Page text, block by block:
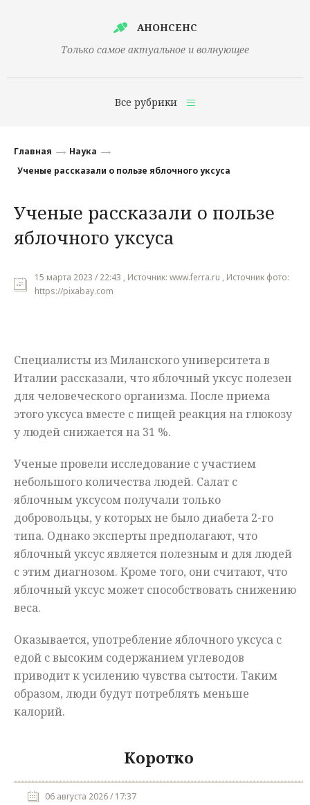
АНОНСЕНС
Только самое актуальное и волнующее
Все рубрики
Финансы
Наука
Культура
Общество
Происшествия
Главная
Наука
Ученые рассказали о пользе яблочного уксуса
Ученые рассказали о пользе
яблочного уксуса
15 марта 2023 / 22:43 , Источник: www.ferra.ru , Источник фото:
https://pixabay.com
Специалисты из Миланского университета в
Италии рассказали, что яблочный уксус полезен
для человеческого организма. После приема
этого уксуса вместе с пищей реакция на глюкозу
у людей снижается на 31 %.
Ученые провели исследование с участием
небольшого количества людей. Салат с
яблочным уксусом получали только
добровольцы, у которых не было диабета 2-го
типа. Однако эксперты предполагают, что
яблочный уксус является полезным и для людей
с этим диагнозом. Кроме того, они считают, что
яблочный уксус может способствовать снижению
веса.
Оказывается, употребление яблочного уксуса с
едой с высоким содержанием углеводов
приводит к усилению чувства сытости. Таким
образом, люди будут потреблять меньше
калорий.
Коротко
06 августа 2026 / 17:37